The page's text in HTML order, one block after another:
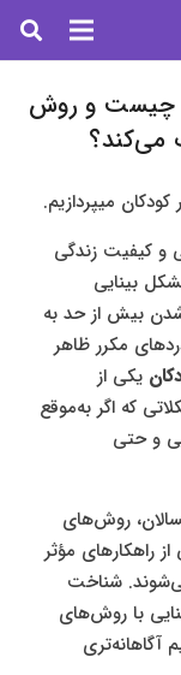
چیست و روش
میپردازیم.
و کیفیت زندگی
بینایی
بیش از حد به
مکرر ظاهر
یکی از
که اگر به‌موقع
و حتی
روش‌های
راهکارهای مؤثر
شناخت
با روش‌های
آگاهانه‌تری